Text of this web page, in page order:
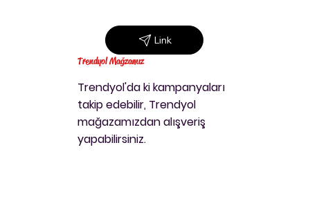
Link
Trendyol Mağzamız
Trendyol'da ki kampanyaları
takipedebilir, Trendyol
mağazamızdan alışveriş
yapabilirsiniz.